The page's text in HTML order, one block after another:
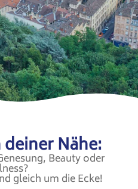
Nähe:
Beauty oder
gleich um die Ecke!